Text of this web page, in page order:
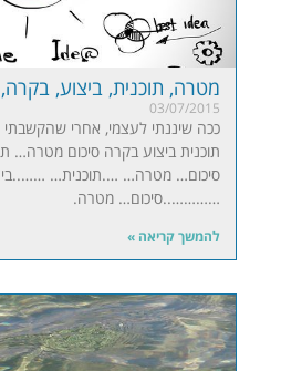
מטרה, תוכנית, ביצוע, בקרה,
03/07/2015
ככה שיננתי לעצמי, אחרי
תוכנית ביצוע בקרה סיכום מטרה…
סיכום… מטרה… ….תוכנית…
…………..סיכום… מטרה.
להמשך קריאה »